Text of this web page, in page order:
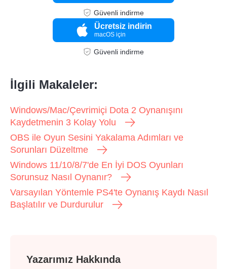
Güvenli indirme
Ücretsiz indirin
macOS için
Güvenli indirme
İlgili Makaleler:
Windows/Mac/Çevrimiçi Dota 2 Oynanışını
Kaydetmenin 3 Kolay Yolu
OBS ile Oyun Sesini Yakalama Adımları ve
Sorunları Düzeltme
Windows 11/10/8/7'de En İyi DOS Oyunları
Sorunsuz Nasıl Oynanır?
Varsayılan Yöntemle PS4'te Oynanış Kaydı Nasıl
Başlatılır ve Durdurulur
Yazarımız Hakkında